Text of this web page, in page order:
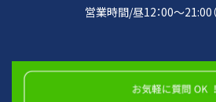
営業時間/昼12：00～21:00